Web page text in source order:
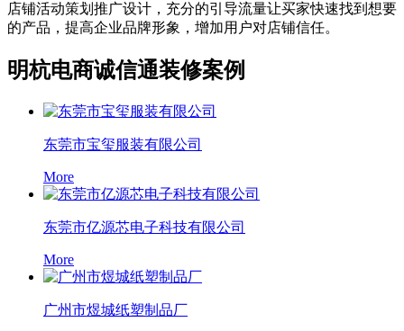
店铺活动策划推广设计，充分的引导流量让买家快速找到想要
的产品，提高企业品牌形象，增加用户对店铺信任。
明杭电商诚信通装修案例
东莞市宝玺服装有限公司
More
东莞市亿源芯电子科技有限公司
More
广州市煜城纸塑制品厂